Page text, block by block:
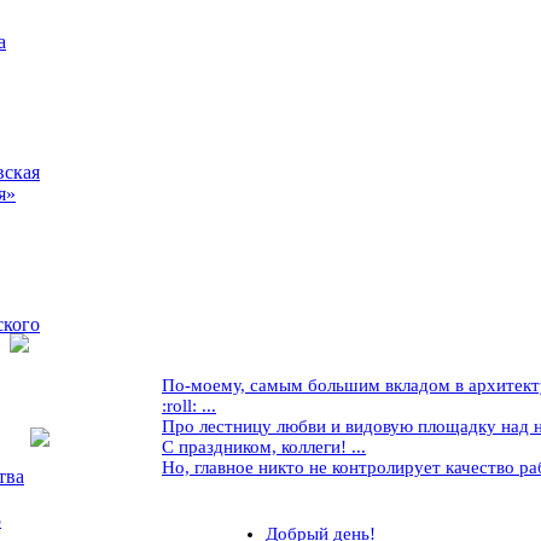
По-моему, самым большим вкладом в
:roll: ...
Про лестницу любви и видовую площадку над
С праздником, коллеги! ...
Но, главное никто не контролирует качество
Добрый день!